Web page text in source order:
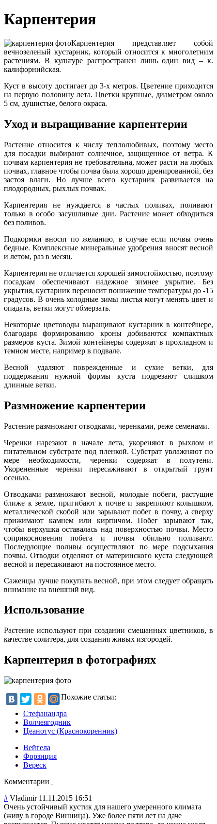
Карпентерия
Карпентерия представляет собой
вечнозеленый кустарник, который относится к многолетним
растениям. В культуре распространен лишь один вид – к.
калифорнийская.
Куст в высоту достигает до 3-х метров. Цветение приходится
на первую половину лета. Цветки крупные, диаметром около
5 см, душистые, белого окраса.
Уход и выращивание карпентерии
Растение относится к числу теплолюбивых, поэтому место
для посадки выбирают солнечное, защищенное от ветра. К
почвам карпентерия не требовательна, может расти на любых
почвах, главное чтобы почва была хорошо дренированной, без
застоя влаги. Но лучше всего кустарник развивается на
плодородных, рыхлых почвах.
Карпентерия не нуждается в частых поливах, поливают
только в особо засушливые дни. Растение может обходиться
без поливов.
Подкормки вносят по желанию, в случае если почвы очень
бедные. Комплексные минеральные удобрения вносят весной
и летом, раз в месяц.
Карпентерия не отличается хорошей зимостойкостью, поэтому
посадкам обеспечивают надежное зимнее укрытие. Без
укрытия, кустарник переносит понижение температуры до -15
градусов. В очень холодные зимы листья могут менять цвет и
опадать, ветки могут обмерзать.
Некоторые цветоводы выращивают кустарник в контейнере,
благодаря формированию кроны добиваются компактных
размеров куста. Зимой контейнеры содержат в прохладном и
темном месте, например в подвале.
Весной удаляют поврежденные и сухие ветки, для
поддержания нужной формы куста подрезают слишком
длинные ветки.
Размножение карпентерии
Растение размножают отводками, черенками, реже семенами.
Черенки нарезают в начале лета, укореняют в рыхлом и
питательном субстрате под пленкой. Субстрат увлажняют по
мере необходимости, черенки содержат в полутени.
Укорененные черенки пересаживают в открытый грунт
осенью.
Отводками размножают весной, молодые побеги, растущие
ближе к земле, пригибают к почве и закрепляют колышком,
металлической скобой или зарывают побег в почву, а сверху
прижимают камнем или кирпичом. Побег зарывают так,
чтобы верхушка оставалась над поверхностью почвы. Место
соприкосновения побега и почвы обильно поливают.
Последующие поливы осуществляют по мере подсыхания
почвы. Отводки отделяют от материнского куста следующей
весной и пересаживают на постоянное место.
Саженцы лучше покупать весной, при этом следует обращать
внимание на внешний вид.
Использование
Растение используют при создании смешанных цветников, в
качестве солитера, для создания живых изгородей.
Карпентерия в фотографиях
Похожие статьи:
Стефанандра
Волчеягодник
Цеанотус (Краснокоренник)
Вейгела
Форзиция
Вереск
Комментарии
# Vladimir 11.11.2015 16:51
Очень устойчивый кустик для нашего умеренного климата
(живу в городе Винница). Уже более пяти лет на даче